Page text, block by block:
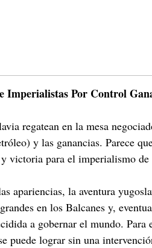
Por Control
regatean en la mesa
y las ganancias. Parece
victoria para el imperialismo
apariencias, la aventura
en los Balcanes y,
a gobernar el mundo.
puede lograr sin una